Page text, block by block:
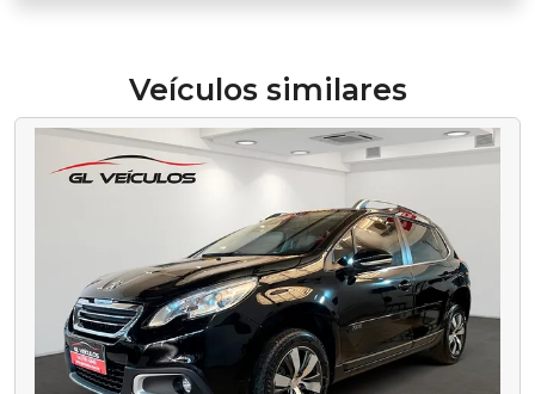
Veículos similares